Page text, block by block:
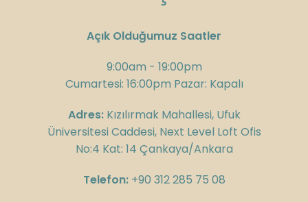
Açık Olduğumuz Saatler
9:00am - 19:00pm
Cumartesi: 16:00pm Pazar: Kapalı
Adres:Kızılırmak Mahallesi, Ufuk
Üniversitesi Caddesi, Next Level Loft Ofis
No:4 Kat: 14 Çankaya/Ankara
Telefon: +90 312 285 75 08